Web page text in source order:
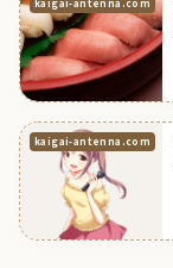
kaigai-antenna.com
kaigai-antenna.com